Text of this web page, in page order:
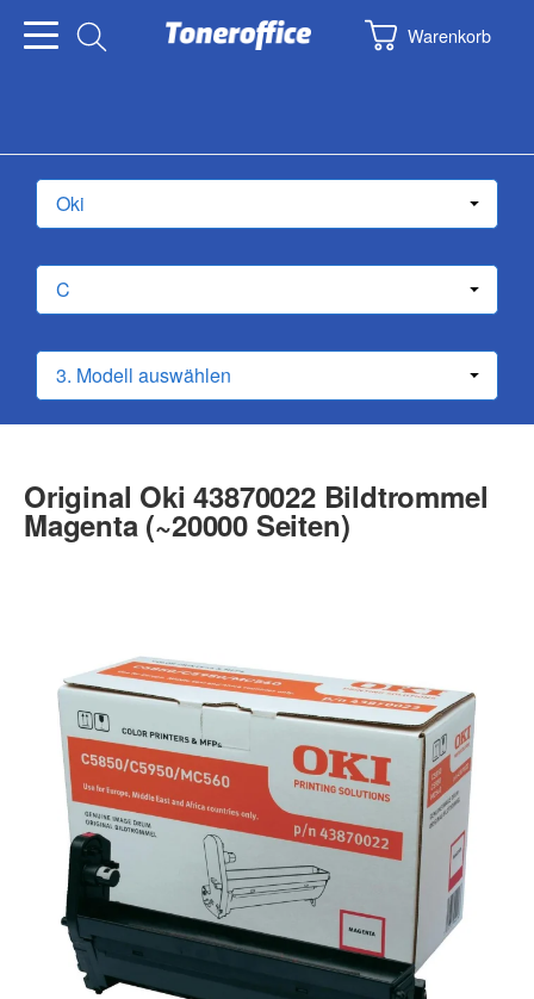
Warenkorb
Original Oki 43870022 Bildtrommel
Magenta (~20000 Seiten)